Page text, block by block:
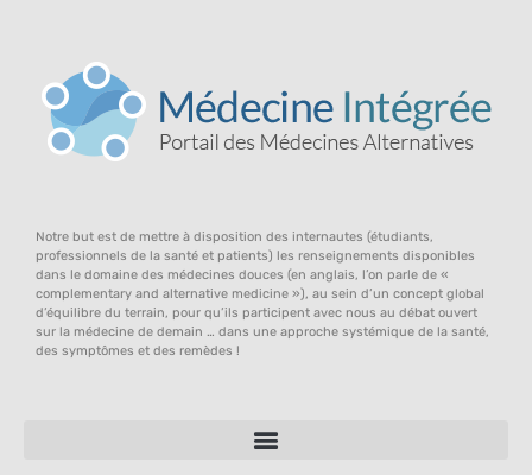
Notre but est de mettre à disposition des internautes (étudiants,
professionnels de la santé et patients) les renseignements disponibles
dans le domaine des médecines douces (en anglais, l’on parle de «
complementary and alternative medicine »), au sein d’un concept global
d’équilibre du terrain, pour qu’ils participent avec nous au débat ouvert
sur la médecine de demain … dans une approche systémique de la santé,
des symptômes et des remèdes !